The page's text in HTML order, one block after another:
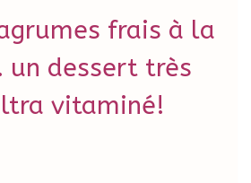
frais à la
un dessert très
vitaminé!